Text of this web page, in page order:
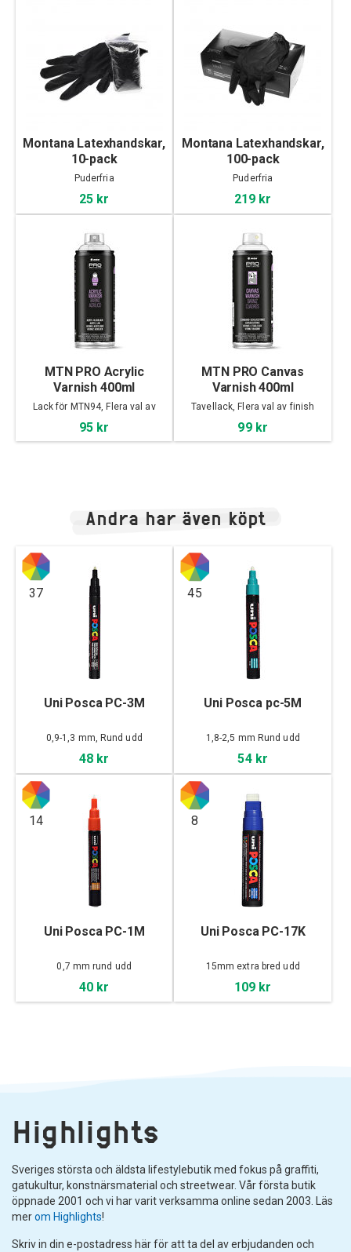
Montana Latexhandskar,
10-pack
Puderfria
25 kr
Montana Latexhandskar,
100-pack
Puderfria
219 kr
MTN PRO Acrylic
Varnish 400ml
Lack för MTN94, Flera val av
95 kr
MTN PRO Canvas
Varnish 400ml
Tavellack, Flera val av finish
99 kr
Andra har även köpt
37
Uni Posca PC-3M
0,9-1,3 mm, Rund udd
48 kr
45
Uni Posca pc-5M
1,8-2,5 mm Rund udd
54 kr
14
Uni Posca PC-1M
0,7 mm rund udd
40 kr
8
Uni Posca PC-17K
15mm extra bred udd
109 kr
Highlights
Sveriges största och äldsta lifestylebutik med fokus på graffiti,
gatukultur, konstnärsmaterial och streetwear. Vår första butik
öppnade 2001 och vi har varit verksamma online sedan 2003. Läs
merom Highlights!
Skriv in din e-postadress här för att ta del av erbjudanden och